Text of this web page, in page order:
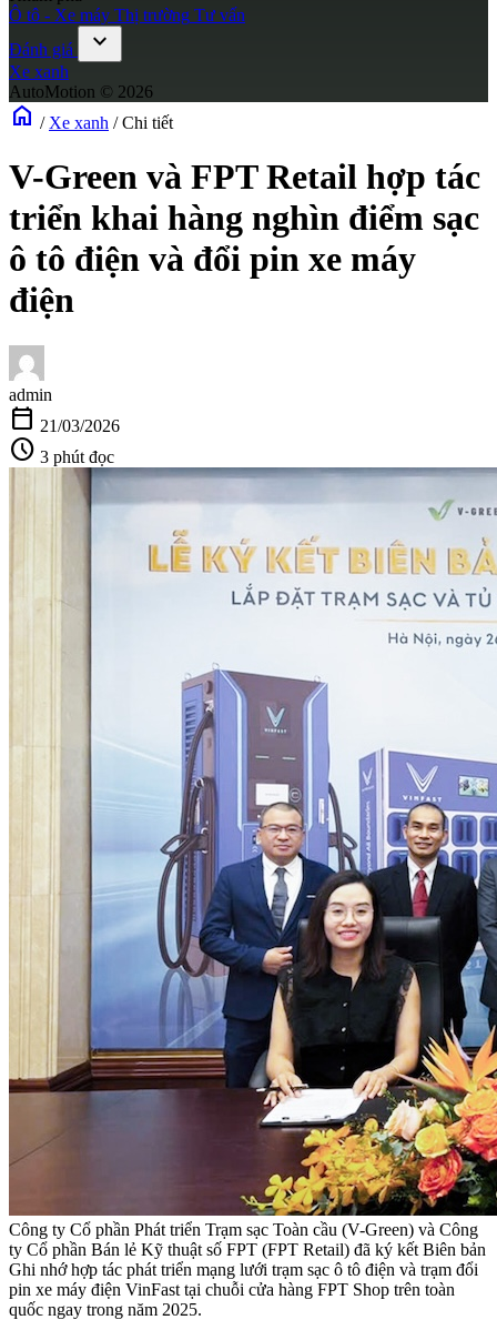
Ô tô - Xe máy Thị trường Tư vấn
Đánh giá
expand_more
Xe xanh
AutoMotion © 2026
home / Xe xanh / Chi tiết
V-Green và FPT Retail hợp tác
triển khai hàng nghìn điểm sạc
ô tô điện và đổi pin xe máy
điện
admin
calendar_today 21/03/2026
schedule 3 phút đọc
Công ty Cổ phần Phát triển Trạm sạc Toàn cầu (V-Green) và Công
ty Cổ phần Bán lẻ Kỹ thuật số FPT (FPT Retail) đã ký kết Biên bản
Ghi nhớ hợp tác phát triển mạng lưới trạm sạc ô tô điện và trạm đổi
pin xe máy điện VinFast tại chuỗi cửa hàng FPT Shop trên toàn
quốc ngay trong năm 2025.